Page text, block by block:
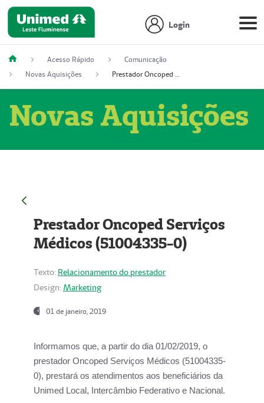
Login
Acesso Rápido
Comunicação
Novas Aquisições
Prestador Oncoped Serviços Médicos (51004335-0)
Novas Aquisições
Prestador Oncoped Serviços
Médicos (51004335-0)
Texto: Relacionamento do prestador
Design: Marketing
01 de janeiro, 2019
Informamos que, a partir do dia 01/02/2019, o
prestador Oncoped Serviços Médicos (51004335-
0), prestará os atendimentos aos beneficiários da
Unimed Local, Intercâmbio Federativo e Nacional.